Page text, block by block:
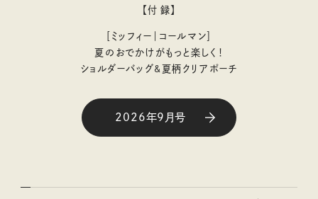
【付 録】
［ミッフィー｜コールマン］
夏のおでかけがもっと楽しく！
ショルダーバッグ&夏柄クリアポーチ
2026年9月号